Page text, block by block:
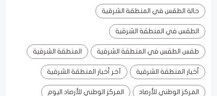
حالة الطقس في المنطقة الشرقية
الطقس في المنطقة الشرقية
طقس الطقس في المنطقة الشرقية المنطقة الشرقية
أخبار المنطقة الشرقية آخر أخبار المنطقة الشرقية
المركز الوطني للأرصاد المركز الوطني للأرصاد اليوم